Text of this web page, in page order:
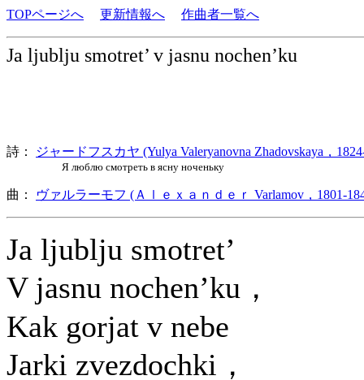
TOPページへ 更新情報へ 作曲者一覧へ
Ja ljublju smotret’ v jasnu nochen’ku
詩： ジャードフスカヤ (Yulya Valeryanovna Zhadovskaya，
Я люблю смотреть в ясну ноченьку
曲： ヴァルラーモフ (Ａｌｅｘａｎｄｅｒ Varlamov，1801-
Ja ljublju smotret’
V jasnu nochen’ku，
Kak gorjat v nebe
Jarki zvezdochki，